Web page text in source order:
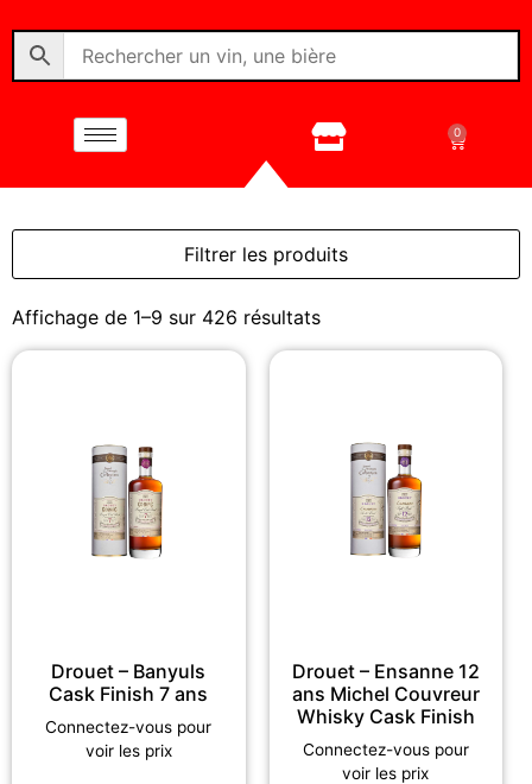
0
Filtrer les produits
Affichage de 1–9 sur 426 résultats
Drouet – Banyuls
Cask Finish 7 ans
Connectez-vous pour
voir les prix
Drouet – Ensanne 12
ans Michel Couvreur
Whisky Cask Finish
Connectez-vous pour
voir les prix